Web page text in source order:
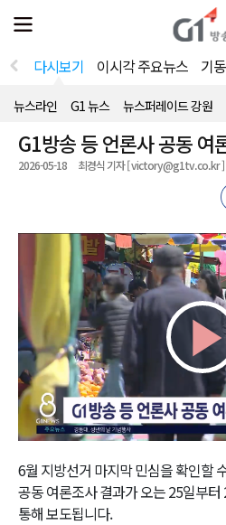
전
체
뉴
열
다시보기 이시각 주요뉴스 기
뉴스라인 G1 뉴스 뉴스퍼레이드 강원
G1방송 등 언론사 공동 여
2026-05-18 최경식 기자 [ victory@g1tv.co.kr ]
6월 지방선거 마지막 민심을 확인할
공동 여론조사 결과가 오는 25일부
통해 보도됩니다.